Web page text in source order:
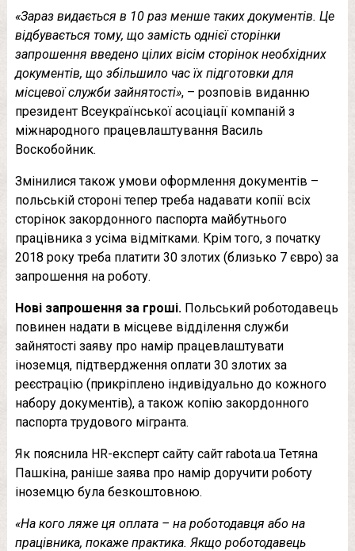
«Зараз видається в 10 раз менше таких документів. Це
відбувається тому, що замість однієї сторінки
запрошення введено цілих вісім сторінок необхідних
документів, що збільшило час їх підготовки для
місцевої служби зайнятості», – розповів виданню
президент Всеукраїнської асоціації компаній з
міжнародного працевлаштування Василь
Воскобойник.
Змінилися також умови оформлення документів –
польській стороні тепер треба надавати копії всіх
сторінок закордонного паспорта майбутнього
працівника з усіма відмітками. Крім того, з початку
2018 року треба платити 30 злотих (близько 7 євро) за
запрошення на роботу.
Нові запрошення за гроші. Польський роботодавець
повинен надати в місцеве відділення служби
зайнятості заяву про намір працевлаштувати
іноземця, підтвердження оплати 30 злотих за
реєстрацію (прикріплено індивідуально до кожного
набору документів), а також копію закордонного
паспорта трудового мігранта.
Як пояснила HR-експерт сайту сайт rabota.ua Тетяна
Пашкіна, раніше заява про намір доручити роботу
іноземцю була безкоштовною.
«На кого ляже ця оплата – на роботодавця або на
працівника, покаже практика. Якщо роботодавець